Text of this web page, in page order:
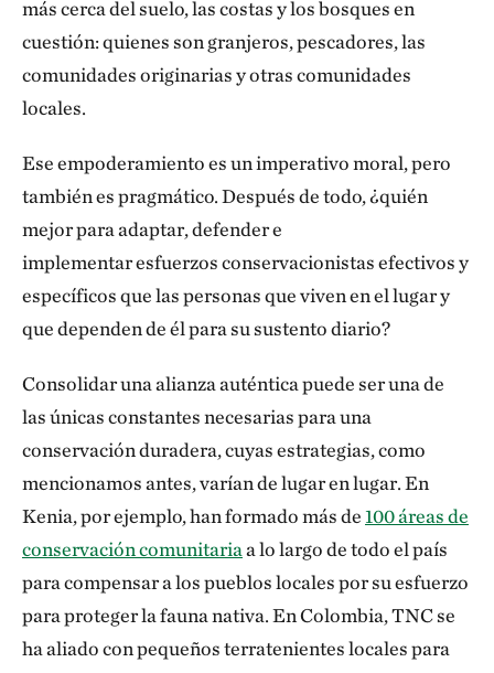
más cerca del suelo, las costas y los bosques en
cuestión: quienes son granjeros, pescadores, las
comunidades originarias y otras comunidades
locales.
Ese empoderamiento es un imperativo moral, pero
también es pragmático. Después de todo, ¿quién
mejor para adaptar, defender e
implementar esfuerzos conservacionistas efectivos y
específicos que las personas que viven en el lugar y
que dependen de él para su sustento diario?
Consolidar una alianza auténtica puede ser una de
las únicas constantes necesarias para una
conservación duradera, cuyas estrategias, como
mencionamos antes, varían de lugar en lugar. En
Kenia, por ejemplo, han formado más de100 áreas de
conservación comunitariaa lo largo de todo el país
para compensar a los pueblos locales por su esfuerzo
para proteger la fauna nativa. En Colombia, TNC se
ha aliado con pequeños terratenientes locales para